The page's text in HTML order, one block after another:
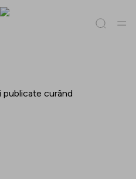
(0) Evenimente
curând